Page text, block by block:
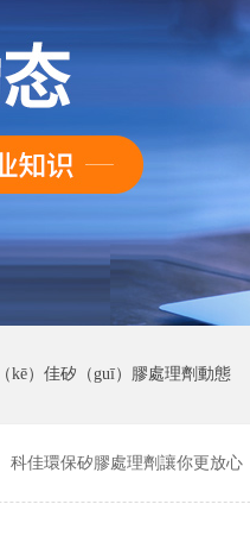
kē）佳矽（guī）膠處理劑動態
科佳快幹膠動（dòng）態
科佳環保矽膠處理劑讓你更放心